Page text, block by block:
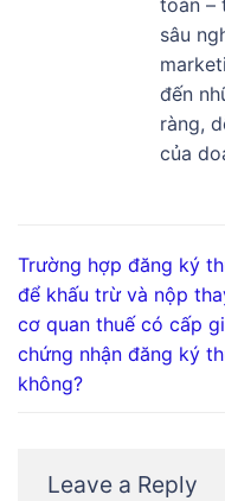
toán –
sâu
đến
ràng,
của
Trường hợp đăng ký
để khấu trừ và nộp
cơ quan thuế có cấp
chứng nhận đăng ký
không?
Leave a Reply